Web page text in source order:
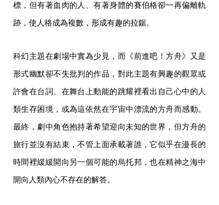
標，但有著血肉的人、有著身體的賽伯格卻一再偏離軌
跡，使人格成為複數，形成有趣的拉鋸。
科幻主題在劇場中實為少見，而《前進吧！方舟》又是
形式幽默卻不失批判的作品，對此主題有興趣的觀眾或
許會在台詞、在舞台上動能的跳耀裡看出自己心中的人
類生存困境，或為這依然在宇宙中漂流的方舟而感動。
最終，劇中角色抱持著希望迎向未知的世界，但方舟的
旅行並沒有結束，不管上面承載著誰，它似乎在漫長的
時間裡緩緩開向另一個可能的烏托邦，也在精神之海中
開向人類內心不存在的解答。